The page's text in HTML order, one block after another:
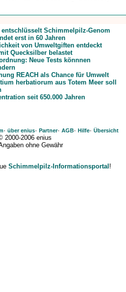
entschlüsselt Schimmelpilz-Genom
erst in 60 Jahren
von Umweltgiften entdeckt
Quecksilber belastet
Neue Tests könnnen
REACH als Chance für Umwelt
herbatiorum aus Totem Meer soll
seit 650.000 Jahren
· über enius· Partner· AGB· Hilfe· Übersicht
2000-2006 enius
ohne Gewähr
Schimmelpilz-Informationsportal !